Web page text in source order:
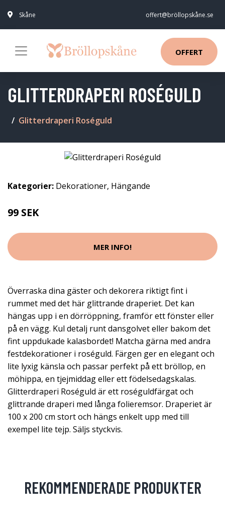
Skåne offert@bröllopskåne.se
OFFERT
GLITTERDRAPERI ROSÉGULD
Glitterdraperi Roséguld
Kategorier: Dekorationer, Hängande
99 SEK
MER INFO!
Överraska dina gäster och dekorera riktigt fint i
rummet med det här glittrande draperiet. Det kan
hängas upp i en dörröppning, framför ett fönster eller
på en vägg. Kul detalj runt dansgolvet eller bakom det
fint uppdukade kalasbordet! Matcha gärna med andra
festdekorationer i roséguld. Färgen ger en elegant och
lite lyxig känsla och passar perfekt på ett bröllop, en
möhippa, en tjejmiddag eller ett födelsedagskalas.
Glitterdraperi Roséguld är ett roséguldfärgat och
glittrande draperi med långa folieremsor. Draperiet är
100 x 200 cm stort och hängs enkelt upp med till
exempel lite tejp. Säljs styckvis.
REKOMMENDERADE PRODUKTER